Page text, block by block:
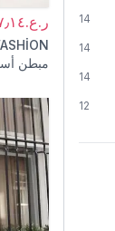
14
14
14
12
ر.ع.١٧٫١٤
مبطن